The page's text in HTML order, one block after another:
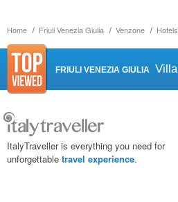
Home Friuli Venezia Giulia Venzone
FRIULI VENEZIA GIULIA
ItalyTraveller is everything you need for
unforgettable travel experience.